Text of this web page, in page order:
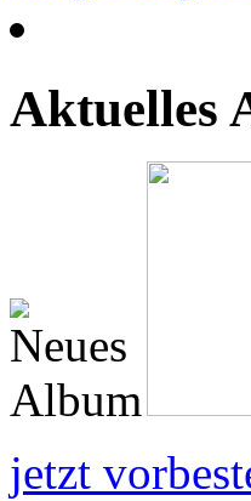
Aktuelles
jetzt